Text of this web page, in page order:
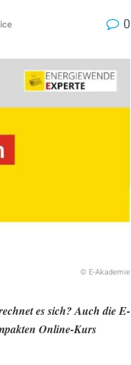
0
© E-Akademie
es sich? Auch die E-
Online-Kurs